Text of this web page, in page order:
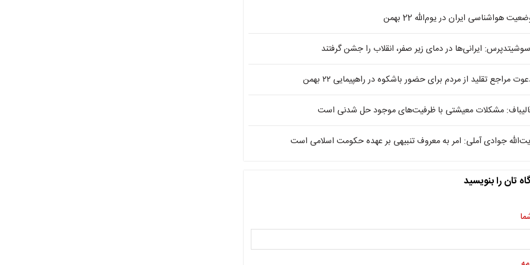
هواشناسی ایران در یوم‌الله 22 بهمن
ایرانی‌ها در دمای زیر صفر، انقلاب را جشن گرفتند
مراجع تقلید از مردم برای حضور باشکوه در راهپیمایی ۲۲ بهمن
مشکلات معیشتی با ظرفیت‌های موجود حل شدنی است
جوادی آملی: امر به معروف تنبیهی بر عهده حکومت اسلامی است
تان را بنویسید